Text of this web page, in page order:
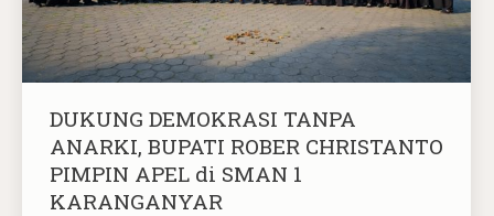
DUKUNG DEMOKRASI TANPA
ANARKI, BUPATI ROBER CHRISTANTO
PIMPIN APEL di SMAN 1
KARANGANYAR